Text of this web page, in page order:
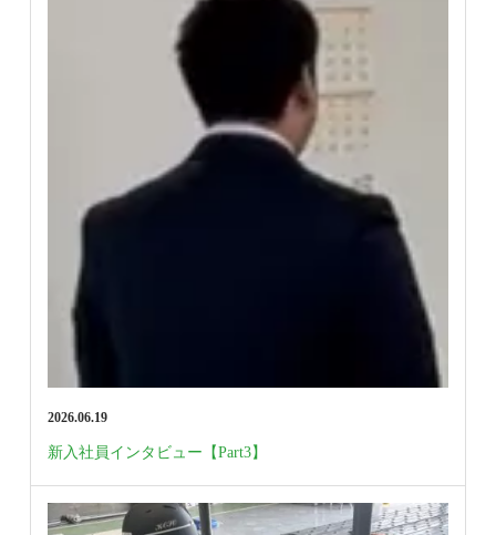
2026.06.19
新入社員インタビュー【Part3】